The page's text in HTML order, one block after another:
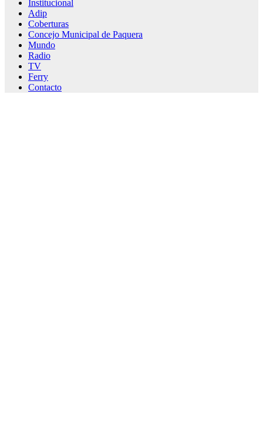
Institucional
Adip
Coberturas
Concejo Municipal de Paquera
Mundo
Radio
TV
Ferry
Contacto